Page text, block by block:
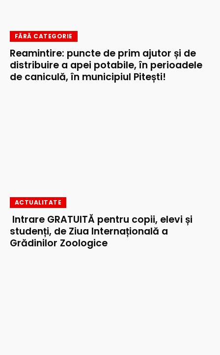
FĂRĂ CATEGORIE
Reamintire: puncte de prim ajutor și de
distribuire a apei potabile, în perioadele
de caniculă, în municipiul Pitești!
ACTUALITATE
Intrare GRATUITĂ pentru copii, elevi și
studenți, de Ziua Internațională a
Grădinilor Zoologice